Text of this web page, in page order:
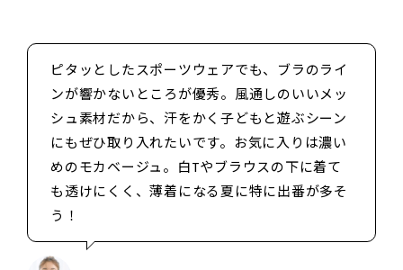
ピタッとしたスポーツウェアでも、ブラのライ
ンが響かないところが優秀。風通しのいいメッ
シュ素材だから、汗をかく子どもと遊ぶシーン
にもぜひ取り入れたいです。お気に入りは濃い
めのモカベージュ。白Tやブラウスの下に着て
も透けにくく、薄着になる夏に特に出番が多そ
う！